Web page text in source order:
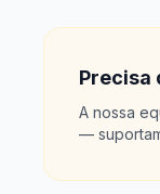
Precisa
A nossa
—